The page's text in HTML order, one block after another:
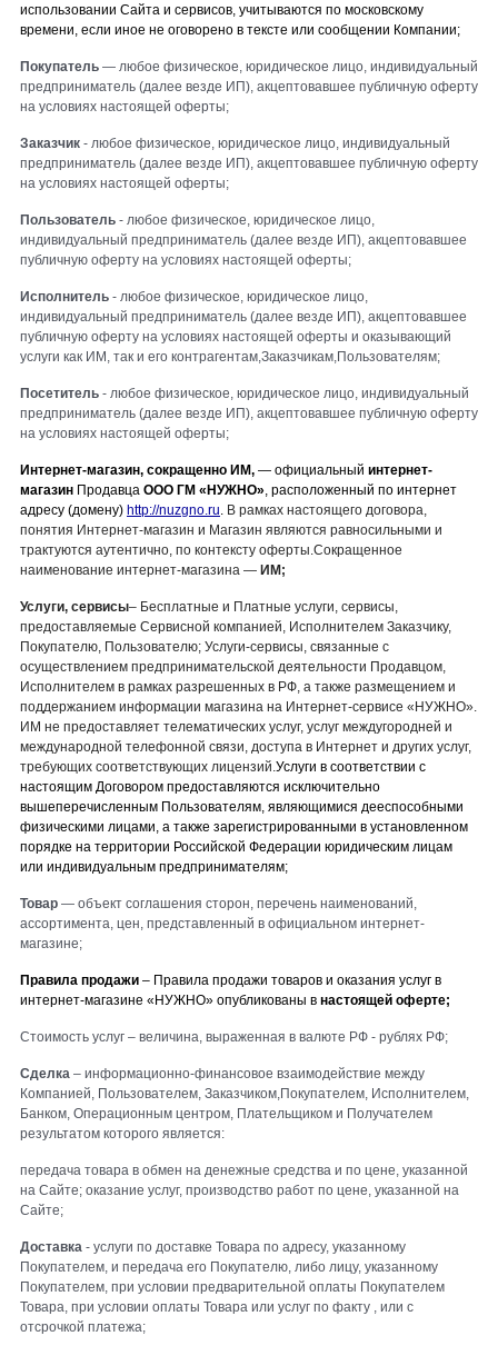
использовании Сайта и сервисов, учитываются по московскому
времени, если иное не оговорено в тексте или сообщении Компании;
Покупатель — любое физическое, юридическое лицо, индивидуальный
предприниматель (далее везде ИП), акцептовавшее публичную оферту
на условиях настоящей оферты;
Заказчик - любое физическое, юридическое лицо, индивидуальный
предприниматель (далее везде ИП), акцептовавшее публичную оферту
на условиях настоящей оферты;
Пользователь - любое физическое, юридическое лицо,
индивидуальный предприниматель (далее везде ИП), акцептовавшее
публичную оферту на условиях настоящей оферты;
Исполнитель - любое физическое, юридическое лицо,
индивидуальный предприниматель (далее везде ИП), акцептовавшее
публичную оферту на условиях настоящей оферты и оказывающий
услуги как ИМ, так и его контрагентам,Заказчикам,Пользователям;
Посетитель - любое физическое, юридическое лицо, индивидуальный
предприниматель (далее везде ИП), акцептовавшее публичную оферту
на условиях настоящей оферты;
Интернет-магазин, сокращенно ИМ, — официальный интернет-
магазин Продавца ООО ГМ « НУЖНО», расположенный по интернет
адресу (домену) http://nuzgno.ru. В рамках настоящего договора,
понятия Интернет-магазин и Магазин являются равносильными и
трактуются аутентично, по контексту оферты.Сокращенное
наименование интернет-магазина — ИМ;
Услуги, сервисы– Бесплатные и Платные услуги, сервисы,
предоставляемые Сервисной компанией, Исполнителем Заказчику,
Покупателю, Пользователю; Услуги-сервисы, связанные с
осуществлением предпринимательской деятельности Продавцом,
Исполнителем в рамках разрешенных в РФ, а также размещением и
поддержанием информации магазина на Интернет-сервисе « НУЖНО».
ИМ не предоставляет телематических услуг, услуг междугородней и
международной телефонной связи, доступа в Интернет и других услуг,
требующих соответствующих лицензий.Услуги в соответствии с
настоящим Договором предоставляются исключительно
вышеперечисленным Пользователям, являющимися дееспособными
физическими лицами, а также зарегистрированными в установленном
порядке на территории Российской Федерации юридическим лицам
или индивидуальным предпринимателям;
Товар — объект соглашения сторон, перечень наименований,
ассортимента, цен, представленный в официальном интернет-
магазине;
Правила продажи – Правила продажи товаров и оказания услуг в
интернет-магазине « НУЖНО» опубликованы в настоящей оферте;
Стоимость услуг – величина, выраженная в валюте РФ - рублях РФ;
Сделка – информационно-финансовое взаимодействие между
Компанией, Пользователем, Заказчиком,Покупателем, Исполнителем,
Банком, Операционным центром, Плательщиком и Получателем
результатом которого является:
передача товара в обмен на денежные средства и по цене, указанной
на Сайте; оказание услуг, производство работ по цене, указанной на
Сайте;
Доставка - услуги по доставке Товара по адресу, указанному
Покупателем, и передача его Покупателю, либо лицу, указанному
Покупателем, при условии предварительной оплаты Покупателем
Товара, при условии оплаты Товара или услуг по факту , или с
отсрочкой платежа;